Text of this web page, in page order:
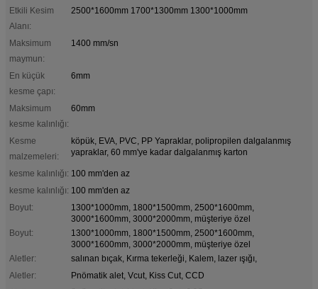
Etkili Kesim
Alanı:
2500*1600mm 1700*1300mm 1300*1000mm
Maksimum
maymun:
1400 mm/sn
En küçük
kesme çapı:
6mm
Maksimum
kesme kalınlığı:
60mm
Kesme
malzemeleri:
köpük, EVA, PVC, PP Yapraklar, polipropilen dalgalanmış
yapraklar, 60 mm'ye kadar dalgalanmış karton
kesme kalınlığı: 100 mm'den az
kesme kalınlığı: 100 mm'den az
Boyut:
1300*1000mm, 1800*1500mm, 2500*1600mm,
3000*1600mm, 3000*2000mm, müşteriye özel
Boyut:
1300*1000mm, 1800*1500mm, 2500*1600mm,
3000*1600mm, 3000*2000mm, müşteriye özel
Aletler:
salınan bıçak, Kırma tekerleği, Kalem, lazer ışığı,
Aletler:
Pnömatik alet, Vcut, Kiss Cut, CCD